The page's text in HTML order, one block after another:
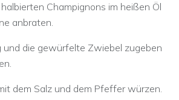
Champignons im heißen Öl
anbraten.
und die gewürfelte Zwiebel zugeben
dem Salz und dem Pfeffer würzen.